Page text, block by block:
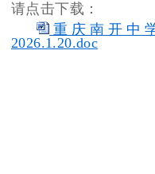
请点击下载：
重庆南开中
2026.1.20.doc